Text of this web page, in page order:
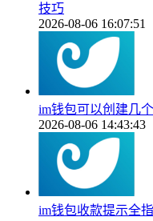
技巧
2026-08-06 16:07:51
im钱包可以创建几
2026-08-06 14:43:43
im钱包收款提示全